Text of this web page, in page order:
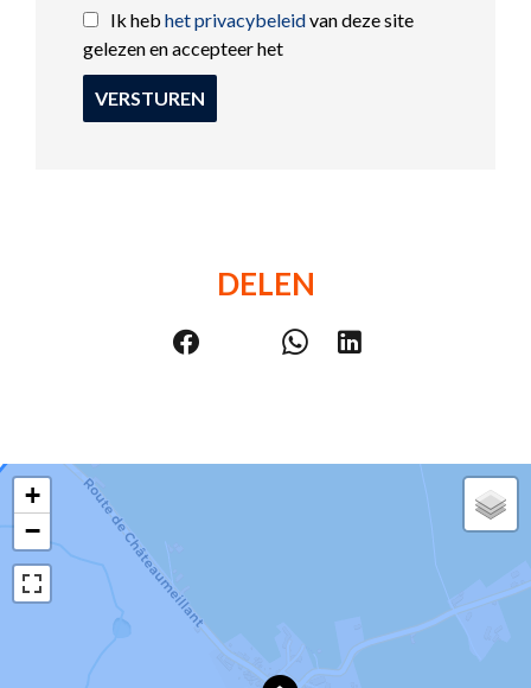
Ik heb het privacybeleidvan deze site
gelezen en accepteer het
VERSTUREN
DELEN
+
−